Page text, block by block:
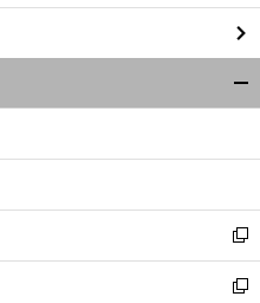
し
い
ウ
ィ
ン
ウ
開
く
新
し
い
新